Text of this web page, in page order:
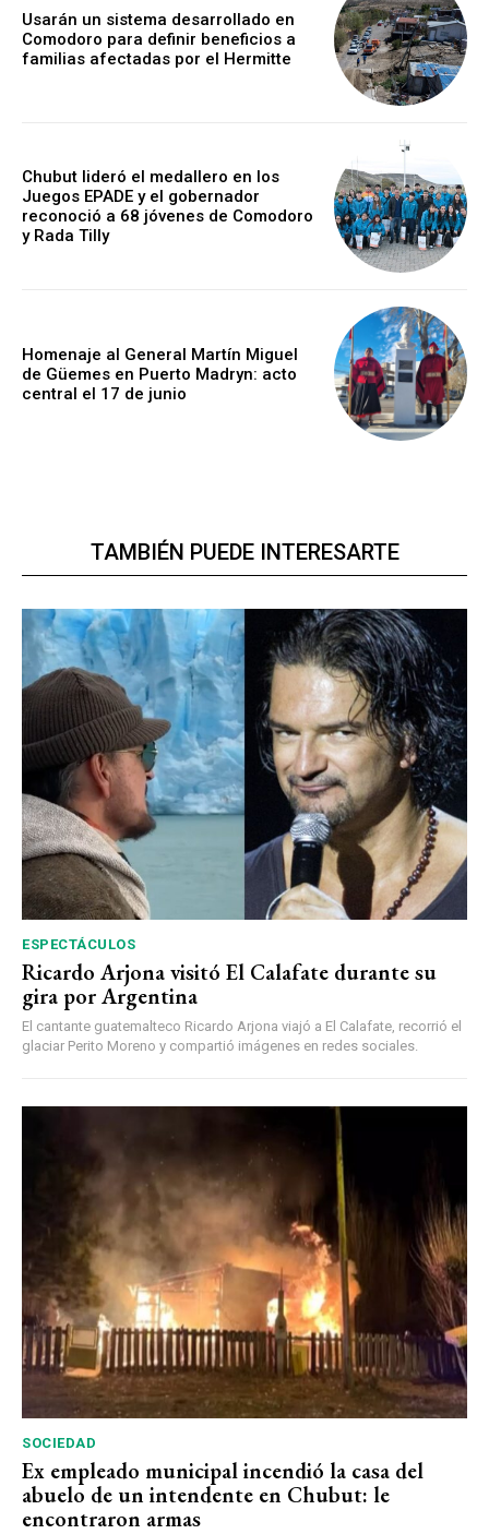
Usarán un sistema desarrollado en
Comodoro para definir beneficios a
familias afectadas por el Hermitte
Chubut lideró el medallero en los
Juegos EPADE y el gobernador
reconoció a 68 jóvenes de Comodoro
y Rada Tilly
Homenaje al General Martín Miguel
de Güemes en Puerto Madryn: acto
central el 17 de junio
TAMBIÉN PUEDE INTERESARTE
ESPECTÁCULOS
Ricardo Arjona visitó El Calafate durante su
gira por Argentina
El cantante guatemalteco Ricardo Arjona viajó a El Calafate, recorrió el
glaciar Perito Moreno y compartió imágenes en redes sociales.
SOCIEDAD
Ex empleado municipal incendió la casa del
abuelo de un intendente en Chubut: le
encontraron armas